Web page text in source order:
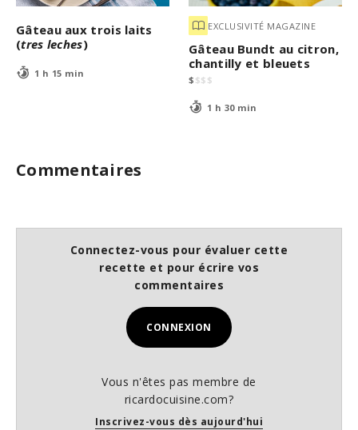
Gâteau aux trois laits
(tres leches)
1 h 15 min
EXCLUSIVITÉ MAGAZINE
Gâteau Bundt au citron,
chantilly et bleuets
$ $$ $
1 h 30 min
Commentaires
Connectez-vous pour évaluer cette
recette et pour écrire vos
commentaires
CONNEXION
Vous n'êtes pas membre de
ricardocuisine.com?
Inscrivez-vous dès aujourd'hui